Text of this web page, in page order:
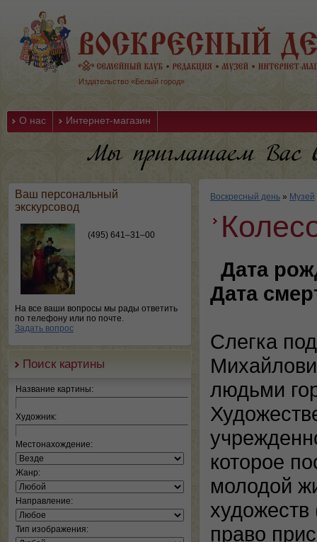
Издательство «Белый город»
О нас Интернет-магазин
Ваш персональный
экскурсовод
(495) 641–31–00
На все ваши вопросы мы рады ответить
по телефону или по почте.
Задать вопрос
Поиск картины
Название картины:
Художник:
Местонахождение:
Жанр:
Направление:
Тип изображения:
Воскресный день » Музей
Дата
Дата
Слегка
людьми
которое
молодой
право